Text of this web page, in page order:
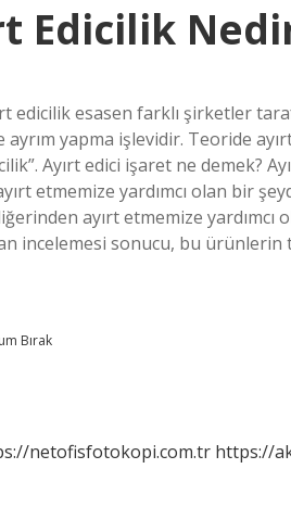
Edicilik
edicilik esasen farklı şirketler
yapma işlevidir. Teoride
Ayırt edici işaret ne demek?
etmemize yardımcı olan bir
ayırt etmemize yardımcı
incelemesi sonucu, bu ürünlerin
Bırak
netofisfotokopi.com.tr https://